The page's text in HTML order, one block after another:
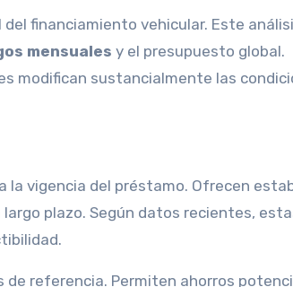
financiamiento vehicular. Este
mensuales y el presupuesto global.
modifican sustancialmente las
vigencia del préstamo. Ofrecen
plazo. Según datos recientes,
referencia. Permiten ahorros